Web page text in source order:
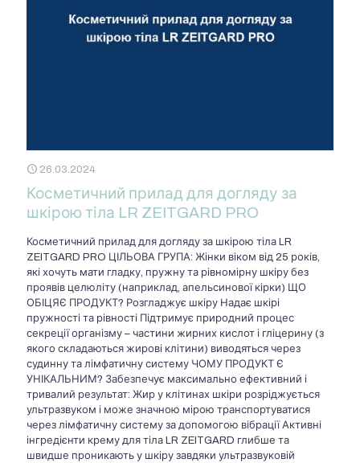
26.03.2024
Косметичний прилад для догляду за
шкірою тіла LR ZEITGARD PRO
Косметичний прилад для догляду за шкірою тіла LR
ZEITGARD PRO ЦІЛЬОВА ГРУПА: Жінки віком від 25 років,
які хочуть мати гладку, пружну та рівномірну шкіру без
проявів целюліту (наприклад, апельсинової кірки) ЩО
ОБІЦЯЄ ПРОДУКТ? Розгладжує шкіру Надає шкірі
пружності та рівності Підтримує природний процес
секреції організму – частини жирних кислот і гліцерину (з
якого складаються жирові клітини) виводяться через
судинну та лімфатичну систему ЧОМУ ПРОДУКТ Є
УНІКАЛЬНИМ? Забезпечує максимально ефективний і
тривалий результат: Жир у клітинах шкіри розріджується
ультразвуком і може значною мірою транспортуватися
через лімфатичну систему за допомогою вібрації Активні
інгредієнти крему для тіла LR ZEITGARD глибше та
швидше проникають у шкіру завдяки ультразвуковій